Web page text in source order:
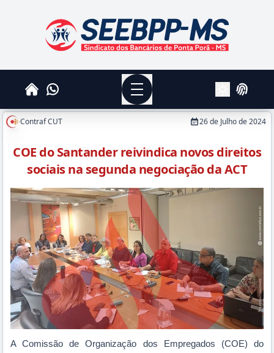
SEEBPPMS - Sindicato dos Bancários de Ponta
HomeWhatsapp
Menu
AlterarLogin
Contraf CUT 26 de Julho de 2024
COE do Santander reivindica novos direitos
sociais na segunda negociação da ACT
A Comissão de Organização dos Empregados (COE) do